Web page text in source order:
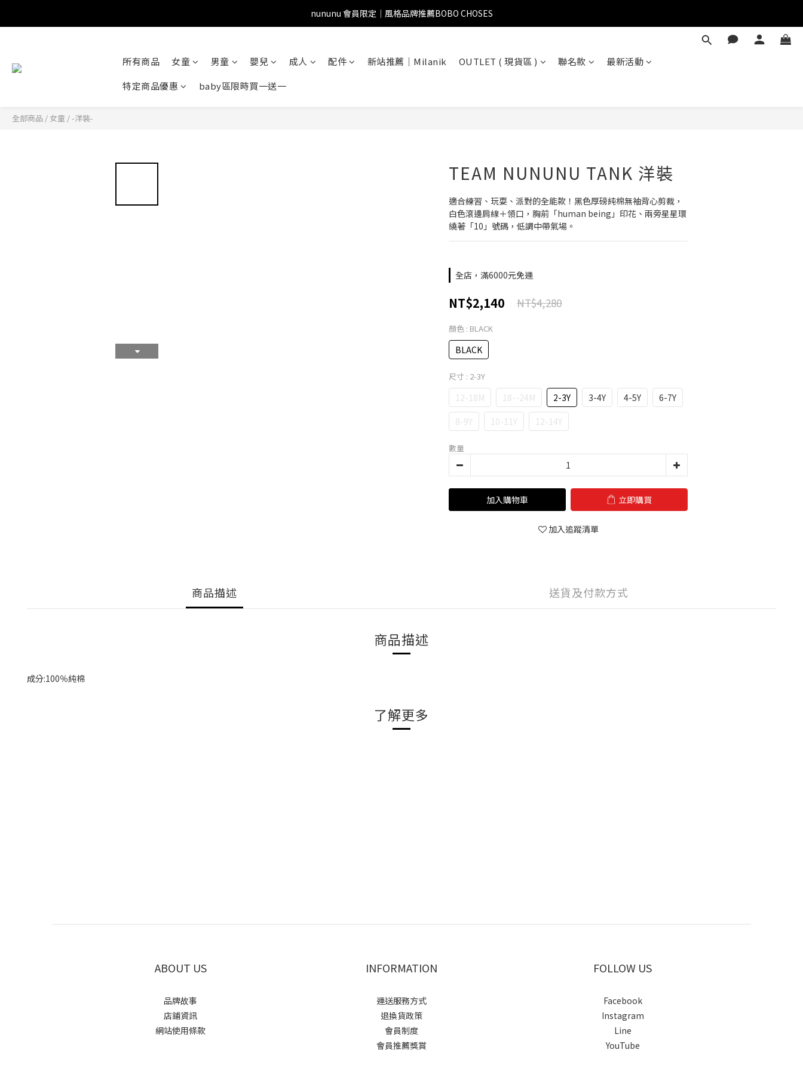
nununu 會員限定｜風格品牌推薦BOBO CHOSES
所有商品 女童 男童 嬰兒 成人 配件 新站推薦｜Milanik OUTLET ( 現貨區 ) 聯名款
最新活動
特定商品優惠
baby區限時買一送一
全部商品 / 女童 /-洋裝-
TEAM NUNUNU TANK 洋裝
適合練習、玩耍、派對的全能款！黑色厚磅純棉無袖背心剪裁，
白色滾邊肩線＋領口，胸前「human being」印花、兩旁星星環
繞著「10」號碼，低調中帶氣場。
全店，滿6000元免運
NT$2,140 NT$4,280
顏色 : BLACK
BLACK
尺寸 : 2-3Y
12-18M 18--24M 2-3Y 3-4Y 4-5Y
6-7Y
8-9Y
10-11Y 12-14Y
數量
加入購物車 立即購買
加入追蹤清單
商品描述 送貨及付款方式
商品描述
成分:100％純棉
了解更多
ABOUT US
品牌故事
店鋪資訊
網站使用條款
INFORMATION
運送服務方式
退換貨政策
會員制度
會員推薦獎賞
FOLLOW US
Facebook
Instagram
Line
YouTube